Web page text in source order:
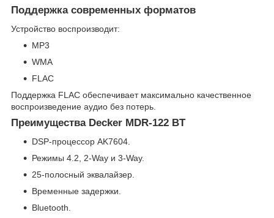
Поддержка современных форматов
Устройство воспроизводит:
MP3
WMA
FLAC
Поддержка FLAC обеспечивает максимально качественное
воспроизведение аудио без потерь.
Преимущества Decker MDR-122 BT
DSP-процессор AK7604.
Режимы 4.2, 2-Way и 3-Way.
25-полосный эквалайзер.
Временные задержки.
Bluetooth.